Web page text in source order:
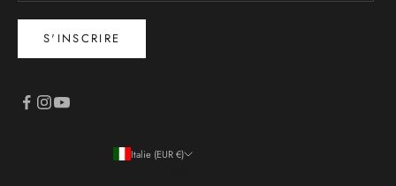
S'INSCRIRE
Italie (EUR €)